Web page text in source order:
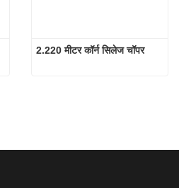
2.220 मीटर कॉर्न सिलेज चॉपर